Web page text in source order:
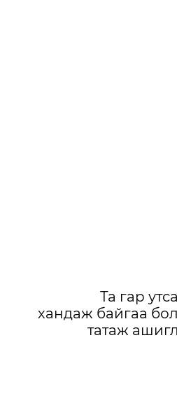
Та гар
хандаж байгаа
татаж